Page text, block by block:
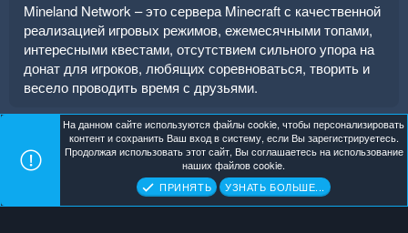
Mineland Network – это сервера Minecraft с качественной
реализацией игровых режимов, ежемесячными топами,
интересными квестами, отсутствием сильного упора на
донат для игроков, любящих соревноваться, творить и
весело проводить время с друзьями.
Mineland Dark Помощь Главная
R
S
S
Mineland Network . All Rights Reserved.
На данном сайте используются файлы cookie, чтобы персонализировать
контент и сохранить Ваш вход в систему, если Вы зарегистрируетесь.
Продолжая использовать этот сайт, Вы соглашаетесь на использование
наших файлов cookie.
ПРИНЯТЬ
УЗНАТЬ БОЛЬШЕ...